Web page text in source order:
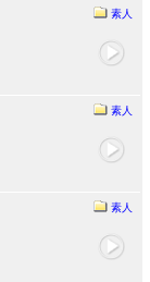
素人
素人
素人